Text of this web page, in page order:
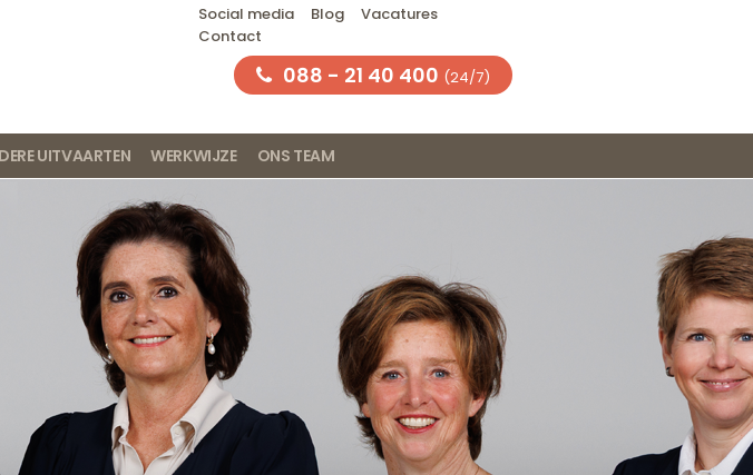
Social media Blog
Vacatures
Contact
088 - 21 40 400 (24/7)
UITVAARTEN WERKWIJZE
ONS TEAM